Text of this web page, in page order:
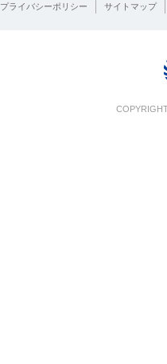
プライバシーポリシー サイトマップ